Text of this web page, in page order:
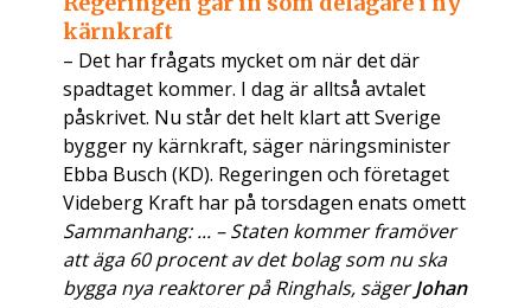
kärnkraft
– Det har frågats mycket om när det där
spadtaget kommer. I dag är alltså avtalet
påskrivet. Nu står det helt klart att Sverige
bygger ny kärnkraft, säger näringsminister
Ebba Busch (KD). Regeringen och företaget
Videberg Kraft har på torsdagen enats omett
Sammanhang: ... – Staten kommer framöver
att äga 60 procent av det bolag som nu ska
bygga nya reaktorer på Ringhals, sägerJohan